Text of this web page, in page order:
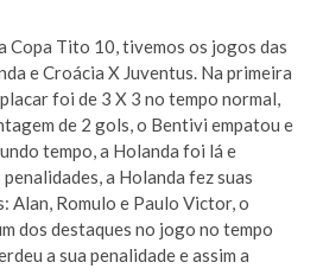
Copa Tito 10, tivemos os jogos das
e Croácia X Juventus. Na primeira
foi de 3 X 3 no tempo normal,
de 2 gols, o Bentivi empatou e
tempo, a Holanda foi lá e
a Holanda fez suas
Alan, Romulo e Paulo Victor, o
dos destaques no jogo no tempo
a sua penalidade e assim a